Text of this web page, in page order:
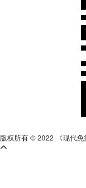
版权所有 © 2022 《现代免